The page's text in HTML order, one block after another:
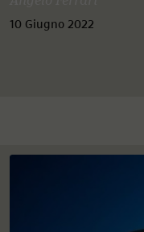
10 Giugno 2022